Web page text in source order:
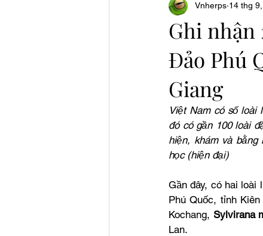
Ghi nhận
Đảo Phú
Giang
Vnherps 14 thg
Việt Nam có số loài
đó có gần 100 loài
hiện, khám và
học (hiện đại)
Gần đây, có hai
Phú Quốc, tỉnh
Kochang, Sylvirana
Lan.